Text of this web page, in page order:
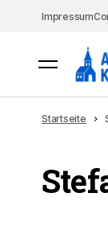
Impressum
Startseite